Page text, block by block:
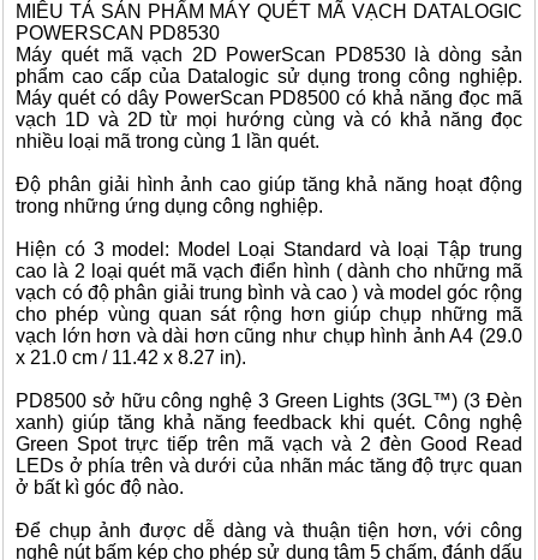
MIÊU TẢ SẢN PHẨM MÁY QUÉT MÃ VẠCH DATALOGIC
POWERSCAN PD8530
Máy quét mã vạch 2D PowerScan PD8530 là dòng sản
phẩm cao cấp của Datalogic sử dụng trong công nghiệp.
Máy quét có dây PowerScan PD8500 có khả năng đọc mã
vạch 1D và 2D từ mọi hướng cùng và có khả năng đọc
nhiều loại mã trong cùng 1 lần quét.
Độ phân giải hình ảnh cao giúp tăng khả năng hoạt động
trong những ứng dụng công nghiệp.
Hiện có 3 model: Model Loại Standard và loại Tập trung
cao là 2 loại quét mã vạch điển hình ( dành cho những mã
vạch có độ phân giải trung bình và cao ) và model góc rộng
cho phép vùng quan sát rộng hơn giúp chụp những mã
vạch lớn hơn và dài hơn cũng như chụp hình ảnh A4 (29.0
x 21.0 cm / 11.42 x 8.27 in).
PD8500 sở hữu công nghệ 3 Green Lights (3GL™) (3 Đèn
xanh) giúp tăng khả năng feedback khi quét. Công nghệ
Green Spot trực tiếp trên mã vạch và 2 đèn Good Read
LEDs ở phía trên và dưới của nhãn mác tăng độ trực quan
ở bất kì góc độ nào.
Để chụp ảnh được dễ dàng và thuận tiện hơn, với công
nghệ nút bấm kép cho phép sử dụng tâm 5 chấm, đánh dấu